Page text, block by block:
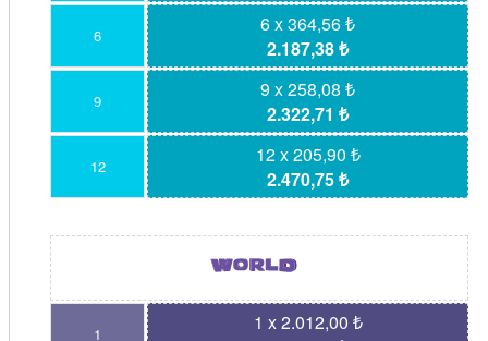
6
6 x 364,56 ₺
2.187,38 ₺
9
9 x 258,08 ₺
2.322,71 ₺
12
12 x 205,90 ₺
2.470,75 ₺
1
1 x 2.012,00 ₺